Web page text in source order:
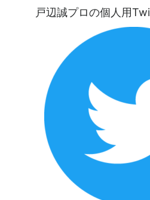
戸辺誠プロの個人用